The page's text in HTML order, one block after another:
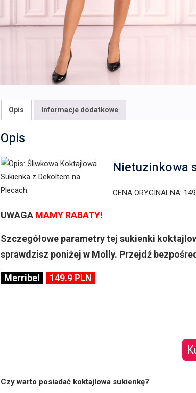
Opis Informacje dodatkowe
Opis
Nietuzinkowa
CENA ORYGINALNA:
UWAGA MAMY RABATY!
Szczegółowe parametry tej sukienki
sprawdzisz poniżej w Molly. Przejdź
Merribel 149.9 PLN
Czy warto posiadać koktajlowa sukienkę?